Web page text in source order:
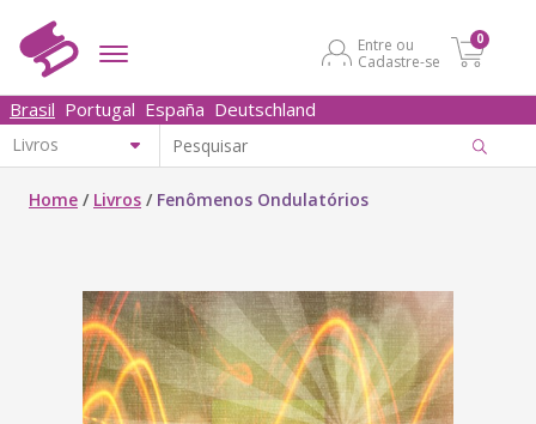
Entre ou
Cadastre-se
0
Brasil Portugal España Deutschland
Home / Livros / Fenômenos Ondulatórios